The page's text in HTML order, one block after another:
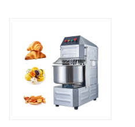
de mélange de
gâteau